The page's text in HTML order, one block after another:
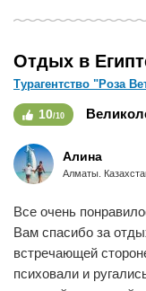
Нам очень
день, каждый день
чистая, были
номере есть
Wi-Fi. Считаю, что
Приветливый
доехать до базара,
рестораны,
и основных
Море: чистое;
невероятный
Отдых в
Турагентство "Роза
10/10
Алина
Алматы.
Все очень
Вам спасибо за
встречающей
психовали и